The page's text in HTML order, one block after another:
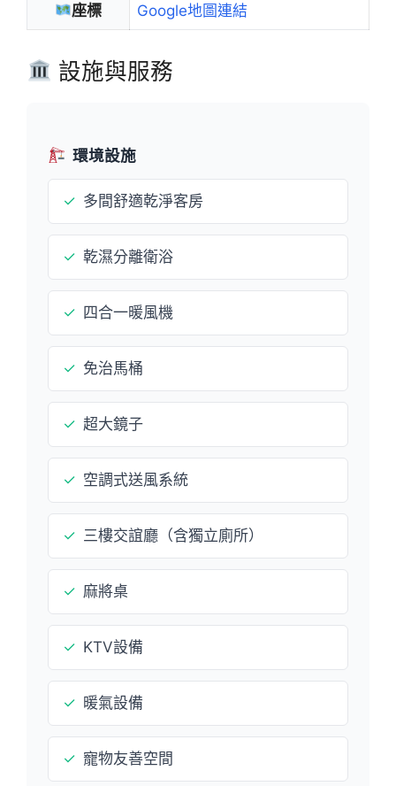
座標 Google地圖連結
設施與服務
環境設施
✓ 多間舒適乾淨客房
✓ 乾濕分離衛浴
✓ 四合一暖風機
✓ 免治馬桶
✓ 超大鏡子
✓ 空調式送風系統
✓ 三樓交誼廳（含獨立廁所）
✓ 麻將桌
✓ KTV設備
✓ 暖氣設備
✓ 寵物友善空間